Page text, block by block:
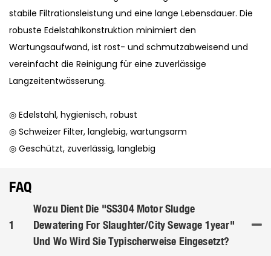
stabile Filtrationsleistung und eine lange Lebensdauer. Die
robuste Edelstahlkonstruktion minimiert den
Wartungsaufwand, ist rost- und schmutzabweisend und
vereinfacht die Reinigung für eine zuverlässige
Langzeitentwässerung.
◎ Edelstahl, hygienisch, robust
◎ Schweizer Filter, langlebig, wartungsarm
◎ Geschützt, zuverlässig, langlebig
FAQ
1
Wozu Dient Die "SS304 Motor Sludge
Dewatering For Slaughter/City Sewage 1year"
Und Wo Wird Sie Typischerweise Eingesetzt?